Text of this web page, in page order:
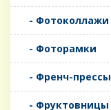
- Фотоколлажи
- Фоторамки
- Френч-прессы
- Фруктовницы